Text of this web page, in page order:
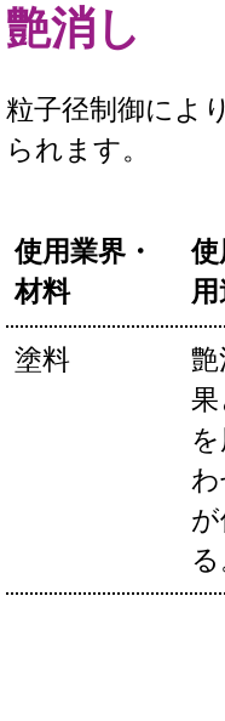
艶消し
粒子径制御によ
られます。
使用業界・
材料
使
塗料
る